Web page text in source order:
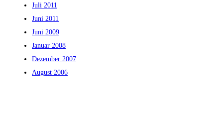
Juli 2011
Juni 2011
Juni 2009
Januar 2008
Dezember 2007
August 2006